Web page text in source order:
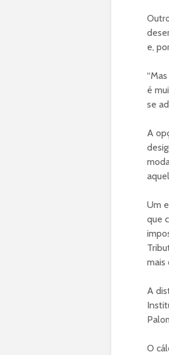
e,
é
se
A
Um
que
mais
A
O